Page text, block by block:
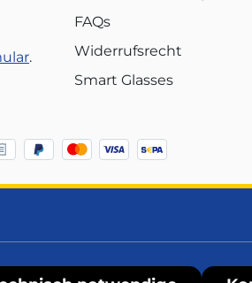
.
FAQs
Widerrufsrecht
Smart Glasses